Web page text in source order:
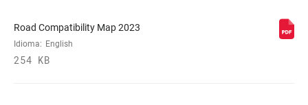
TECHNOLOGY
(FD)
n/a
Road Compatibility Map 2023
Idioma: English
254 KB